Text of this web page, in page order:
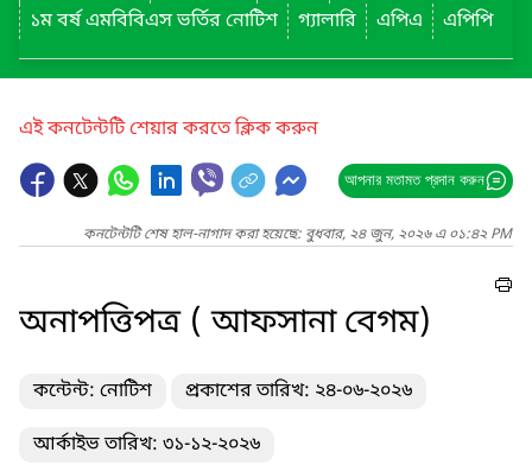
১ম বর্ষ এমবিবিএস ভর্তির নোটিশ
গ্যালারি এপিএ এপিপি
এই কনটেন্টটি শেয়ার করতে ক্লিক করুন
আপনার মতামত প্রদান করুন
কনটেন্টটি শেষ হাল-নাগাদ করা হয়েছে: বুধবার, ২৪ জুন, ২০২৬ এ ০১:৪২ PM
অনাপত্তিপত্র ( আফসানা বেগম)
কন্টেন্ট: নোটিশ প্রকাশের তারিখ: ২৪-০৬-২০২৬
আর্কাইভ তারিখ: ৩১-১২-২০২৬